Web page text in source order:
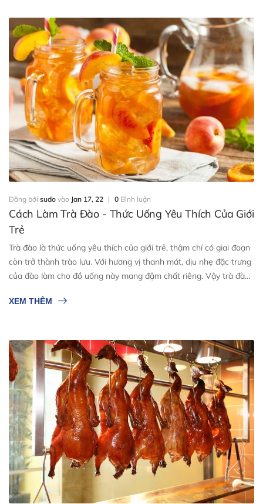
Đăng bởi sudo vào Jan 17, 22 | 0 Bình luận
Cách Làm Trà Đào - Thức Uống Yêu Thích Của Giới
Trẻ
Trà đào là thức uống yêu thích của giới trẻ, thậm chí có giai đoạn
còn trở thành trào lưu. Với hương vị thanh mát, dịu nhẹ đặc trưng
của đào làm cho đồ uống này mang đậm chất riêng. Vậy trà đào
dưới đây sẽ giải đáp thắc mắc của bạn về ...
XEM THÊM